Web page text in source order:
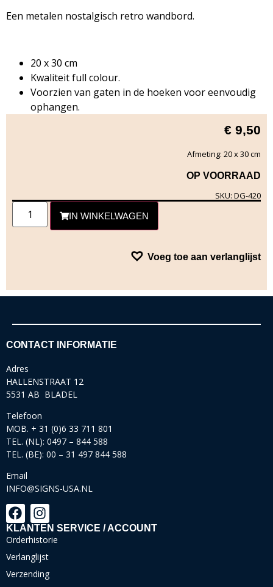
Een metalen nostalgisch retro wandbord.
20 x 30 cm
Kwaliteit full colour.
Voorzien van gaten in de hoeken voor eenvoudig
ophangen.
€ 9,50
Afmeting: 20 x 30 cm
OP VOORRAAD
SKU: DG-420
IN WINKELWAGEN
Voeg toe aan verlanglijst
CONTACT INFORMATIE
Adres
HALLENSTRAAT 12
5531 AB BLADEL
Telefoon
MOB. + 31 (0)6 33 711 801
TEL. (NL): 0497 – 844 588
TEL. (BE): 00 – 31 497 844 588
Email
INFO@SIGNS-USA.NL
KLANTEN SERVICE / ACCOUNT
Orderhistorie
Verlanglijst
Verzending